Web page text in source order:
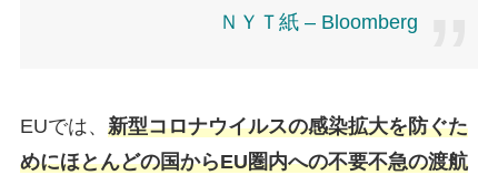
ＮＹＴ紙 – Bloomberg
EUでは、 新型コロナウイルスの感染拡大を防ぐた
めにほとんどの国からEU圏内への不要不急の渡航